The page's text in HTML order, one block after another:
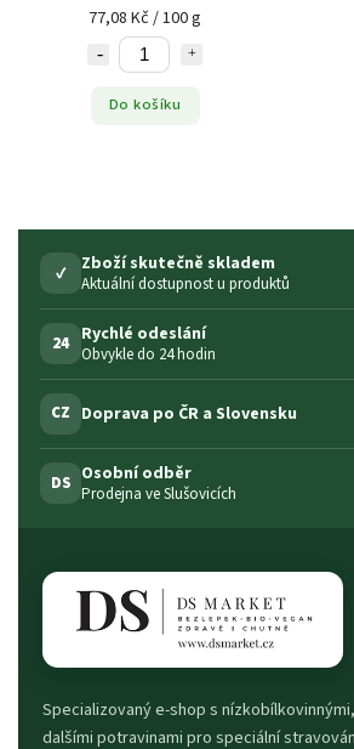
77,08 Kč / 100 g
Do košíku
✓ Zboží skutečně skladem
Aktuální dostupnost u produktů
24 Rychlé odeslání
Obvykle do 24 hodin
CZ Doprava po ČR a Slovensku
DS Osobní odběr
Prodejna ve Slušovicích
Specializovaný e-shop s
dalšími potravinami pro speciální